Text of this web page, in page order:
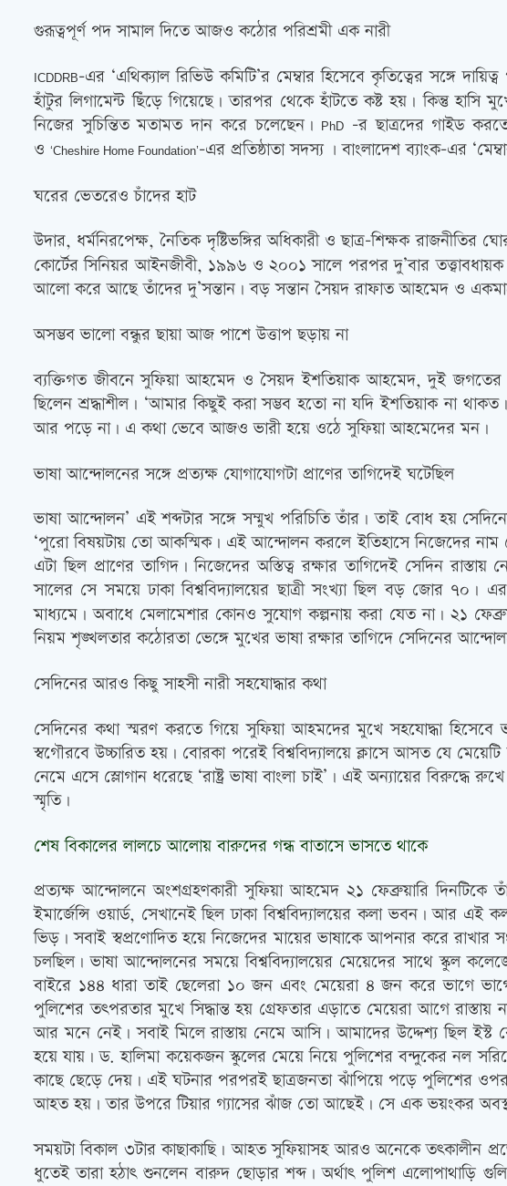
গুরূত্বপূর্ণ পদ সামাল দিতে আজও কঠোর পরিশ্রমী এক নারী
ICDDRB-এর ‘এথিক্যাল রিভিউ কমিটি’র মেম্বার হিসেবে কৃতিত্বের সঙ্গে
হাঁটুর লিগামেন্ট ছিঁড়ে গিয়েছে। তারপর থেকে হাঁটতে কষ্ট হয়। কিন্তু
নিজের সুচিন্তিত মতামত দান করে চলেছেন।
PhD
-র ছাত্রদের গাইড
ও ‘Cheshire Home Foundation’-এর প্রতিষ্ঠাতা সদস্য ৷ বাংলাদেশ ব্যাংক-এর
ঘরের ভেতরেও চাঁদের হাট
উদার, ধর্মনিরপেক্ষ, নৈতিক দৃষ্টিভঙ্গির অধিকারী ও ছাত্র-শিক্ষক
কোর্টের সিনিয়র আইনজীবী, ১৯৯৬ ও ২০০১ সালে পরপর দু’বার
আলো করে আছে তাঁদের দু’সন্তান। বড় সন্তান সৈয়দ রাফাত আহমেদ ও
অসম্ভব ভালো বন্ধুর ছায়া আজ পাশে উত্তাপ ছড়ায় না
ব্যক্তিগত জীবনে সুফিয়া আহমেদ ও সৈয়দ ইশতিয়াক আহমেদ, দুই জগতের
ছিলেন শ্রদ্ধাশীল। ‘আমার কিছুই করা সম্ভব হতো না যদি ইশতিয়াক না
আর পড়ে না। এ কথা ভেবে আজও ভারী হয়ে ওঠে সুফিয়া আহমেদের মন।
ভাষা আন্দোলনের সঙ্গে প্রত্যক্ষ যোগাযোগটা প্রাণের তাগিদেই ঘটেছিল
ভাষা আন্দোলন’ এই শব্দটার সঙ্গে সম্মুখ পরিচিতি তাঁর। তাই বোধ হয়
‘পুরো বিষয়টায় তো আকস্মিক। এই আন্দোলন করলে ইতিহাসে নিজেদের
এটা ছিল প্রাণের তাগিদ। নিজেদের অস্তিত্ব রক্ষার তাগিদেই সেদিন
সালের সে সময়ে ঢাকা বিশ্ববিদ্যালয়ের ছাত্রী সংখ্যা ছিল বড় জোর
মাধ্যমে। অবাধে মেলামেশার কোনও সুযোগ কল্পনায় করা যেত না। ২১
নিয়ম শৃঙ্খলতার কঠোরতা ভেঙ্গে মুখের ভাষা রক্ষার তাগিদে সেদিনের
সেদিনের আরও কিছু সাহসী নারী সহযোদ্ধার কথা
সেদিনের কথা স্মরণ করতে গিয়ে সুফিয়া আহমদের মুখে সহযোদ্ধা
স্বগৌরবে উচ্চারিত হয়। বোরকা পরেই বিশ্ববিদ্যালয়ে ক্লাসে আসত যে
নেমে এসে স্লোগান ধরেছে ‘রাষ্ট্র ভাষা বাংলা চাই’। এই অন্যায়ের
স্মৃতি।
শেষ বিকালের লালচে আলোয় বারুদের গন্ধ বাতাসে ভাসতে থাকে
প্রত্যক্ষ আন্দোলনে অংশগ্রহণকারী সুফিয়া আহমেদ ২১ ফেব্রুয়ারি
ইমার্জেন্সি ওয়ার্ড, সেখানেই ছিল ঢাকা বিশ্ববিদ্যালয়ের কলা ভবন। আর
ভিড়। সবাই স্বপ্রণোদিত হয়ে নিজেদের মায়ের ভাষাকে আপনার করে রাখার
চলছিল। ভাষা আন্দোলনের সময়ে বিশ্ববিদ্যালয়ের মেয়েদের সাথে স্কুল
বাইরে ১৪৪ ধারা তাই ছেলেরা ১০ জন এবং মেয়েরা ৪ জন করে ভাগে
পুলিশের তত্পরতার মুখে সিদ্ধান্ত হয় গ্রেফতার এড়াতে মেয়েরা আগে
আর মনে নেই। সবাই মিলে রাস্তায় নেমে আসি। আমাদের উদ্দেশ্য ছিল
হয়ে যায়। ড. হালিমা কয়েকজন স্কুলের মেয়ে নিয়ে পুলিশের বন্দুকের নল
কাছে ছেড়ে দেয়। এই ঘটনার পরপরই ছাত্রজনতা ঝাঁপিয়ে পড়ে পুলিশের
আহত হয়। তার উপরে টিয়ার গ্যাসের ঝাঁজ তো আছেই। সে এক ভয়ংকর
সময়টা বিকাল ৩টার কাছাকাছি। আহত সুফিয়াসহ আরও অনেকে তত্কালীন
ধুতেই তারা হঠাত্‍ শুনলেন বারুদ ছোড়ার শব্দ। অর্থাত্‍ পুলিশ এলোপাথাড়ি